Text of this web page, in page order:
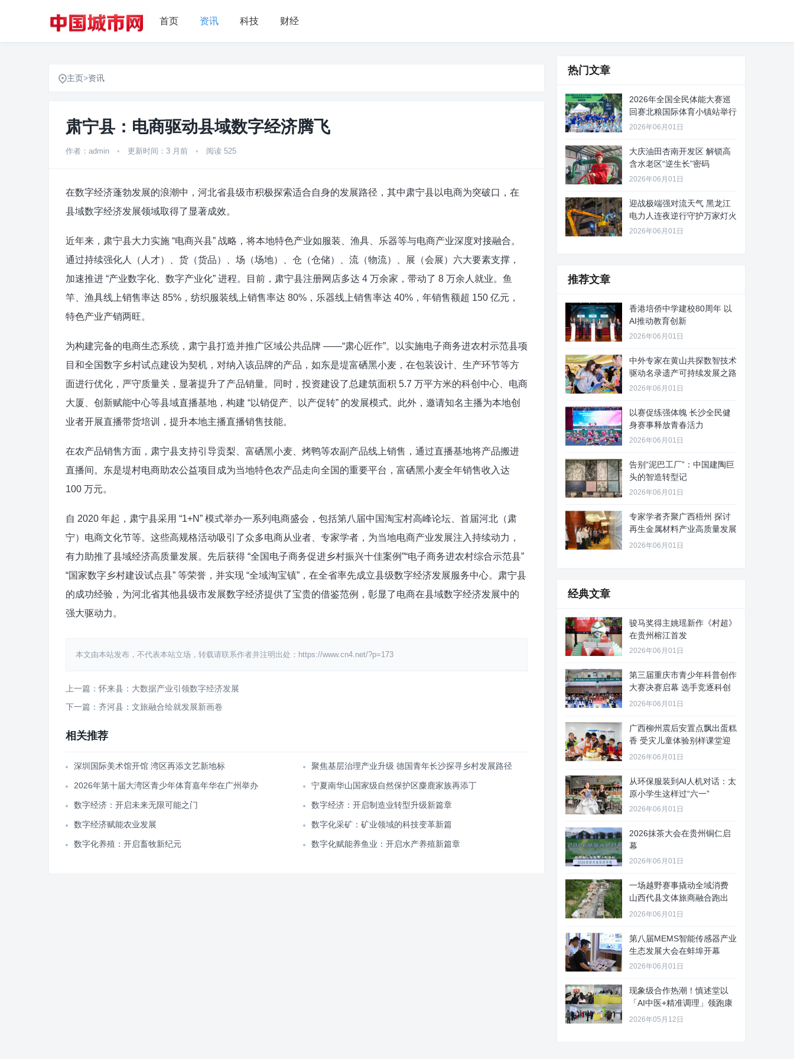
首页 资讯 科技 财经
主页>资讯
肃宁县：电商驱动县域数字经济腾飞
作者：admin • 更新时间：3 月前 • 阅读 525
在数字经济蓬勃发展的浪潮中，河北省县级市积极探索适合自身的发展路径，其中肃宁县以电商为突破口，在
县域数字经济发展领域取得了显著成效。​
近年来，肃宁县大力实施 “电商兴县” 战略，将本地特色产业如服装、渔具、乐器等与电商产业深度对接融合。
通过持续强化人（人才）、货（货品）、场（场地）、仓（仓储）、流（物流）、展（会展）六大要素支撑，
加速推进 “产业数字化、数字产业化” 进程。目前，肃宁县注册网店多达 4 万余家，带动了 8 万余人就业。鱼
竿、渔具线上销售率达 85%，纺织服装线上销售率达 80%，乐器线上销售率达 40%，年销售额超 150 亿元，
特色产业产销两旺。​
为构建完备的电商生态系统，肃宁县打造并推广区域公共品牌 ——“肃心匠作”。以实施电子商务进农村示范县项
目和全国数字乡村试点建设为契机，对纳入该品牌的产品，如东是堤富硒黑小麦，在包装设计、生产环节等方
面进行优化，严守质量关，显著提升了产品销量。同时，投资建设了总建筑面积 5.7 万平方米的科创中心、电商
大厦、创新赋能中心等县域直播基地，构建 “以销促产、以产促转” 的发展模式。此外，邀请知名主播为本地创
业者开展直播带货培训，提升本地主播直播销售技能。​
在农产品销售方面，肃宁县支持引导贡梨、富硒黑小麦、烤鸭等农副产品线上销售，通过直播基地将产品搬进
直播间。东是堤村电商助农公益项目成为当地特色农产品走向全国的重要平台，富硒黑小麦全年销售收入达
100 万元。​
自 2020 年起，肃宁县采用 “1+N” 模式举办一系列电商盛会，包括第八届中国淘宝村高峰论坛、首届河北（肃
宁）电商文化节等。这些高规格活动吸引了众多电商从业者、专家学者，为当地电商产业发展注入持续动力，
有力助推了县域经济高质量发展。先后获得 “全国电子商务促进乡村振兴十佳案例”“电子商务进农村综合示范县”
“国家数字乡村建设试点县” 等荣誉，并实现 “全域淘宝镇”，在全省率先成立县级数字经济发展服务中心。肃宁县
的成功经验，为河北省其他县级市发展数字经济提供了宝贵的借鉴范例，彰显了电商在县域数字经济发展中的
强大驱动力。
本文由本站发布，不代表本站立场，转载请联系作者并注明出处：https://www.cn4.net/?p=173
上一篇：怀来县：大数据产业引领数字经济发展
下一篇：齐河县：文旅融合绘就发展新画卷
相关推荐
深圳国际美术馆开馆 湾区再添文艺新地标 聚焦基层治理产业升级 德国青年长沙探寻乡村发展路径
2026年第十届大湾区青少年体育嘉年华在广州举办 宁夏南华山国家级自然保护区麋鹿家族再添丁
数字经济：开启未来无限可能之门 数字经济：开启制造业转型升级新篇章
数字经济赋能农业发展 数字化采矿：矿业领域的科技变革新篇
数字化养殖：开启畜牧新纪元 数字化赋能养鱼业：开启水产养殖新篇章
热门文章
2026年全国全民体能大赛巡
回赛北粮国际体育小镇站举行
2026年06月01日
大庆油田杏南开发区 解锁高
含水老区“逆生长”密码
2026年06月01日
迎战极端强对流天气 黑龙江
电力人连夜逆行守护万家灯火
2026年06月01日
推荐文章
香港培侨中学建校80周年 以
AI推动教育创新
2026年06月01日
中外专家在黄山共探数智技术
驱动名录遗产可持续发展之路
2026年06月01日
以赛促练强体魄 长沙全民健
身赛事释放青春活力
2026年06月01日
告别“泥巴工厂”：中国建陶巨
头的智造转型记
2026年06月01日
专家学者齐聚广西梧州 探讨
再生金属材料产业高质量发展
路径
2026年06月01日
经典文章
骏马奖得主姚瑶新作《村超》
在贵州榕江首发
2026年06月01日
第三届重庆市青少年科普创作
大赛决赛启幕 选手竞逐科创
舞台
2026年06月01日
广西柳州震后安置点飘出蛋糕
香 受灾儿童体验别样课堂迎
“六
2026年06月01日
从环保服装到AI人机对话：太
原小学生这样过“六一”
2026年06月01日
2026抹茶大会在贵州铜仁启
幕
2026年06月01日
一场越野赛事撬动全域消费
山西代县文体旅商融合跑出
“加速
2026年06月01日
第八届MEMS智能传感器产业
生态发展大会在蚌埠开幕
2026年06月01日
现象级合作热潮！慎述堂以
「AI中医+精准调理」领跑康
养新
2026年05月12日